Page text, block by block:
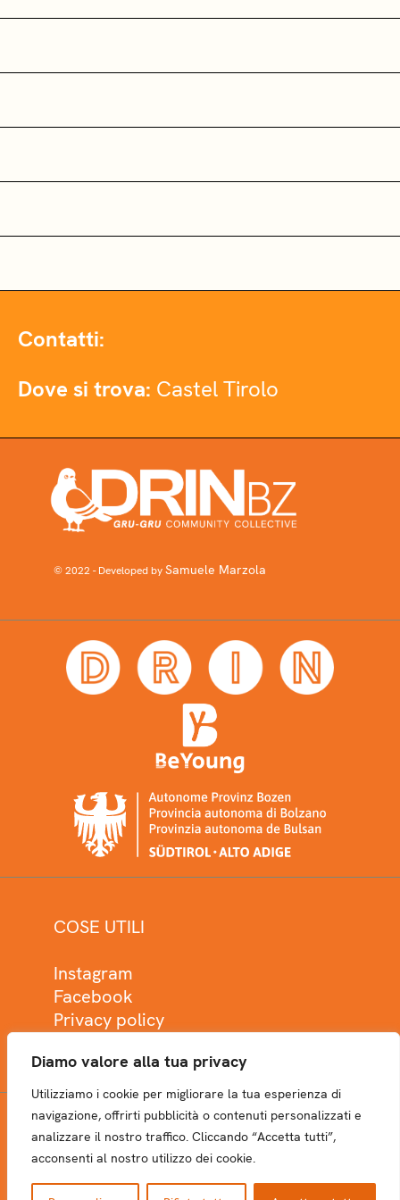
Diamo valore alla tua privacy
Utilizziamo i cookie per migliorare la tua esperienza di
navigazione, offrirti pubblicità o contenuti personalizzati e
analizzare il nostro traffico. Cliccando “Accetta tutti”,
acconsenti al nostro utilizzo dei cookie.
Contatti:
Dove si trova: Castel Tirolo
© 2022 - Developed bySamuele Marzola
COSE UTILI
Instagram
Facebook
Privacy policy
NEWSLETTER